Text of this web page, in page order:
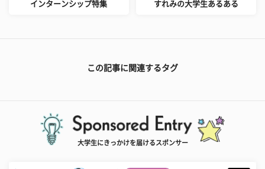
インターンシップ特集 すれみの大学生あるある
この記事に関連するタグ
大学生にきっかけを届けるスポンサー